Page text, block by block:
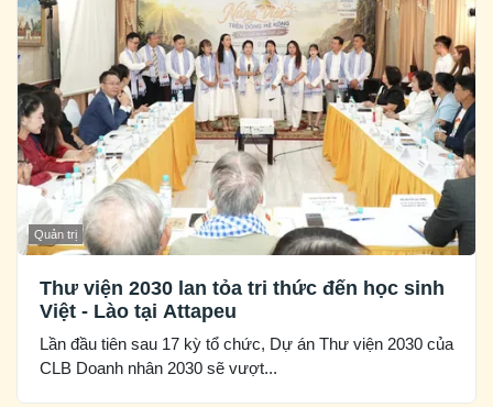
Quản trị
Thư viện 2030 lan tỏa tri thức đến học sinh
Việt - Lào tại Attapeu
Lần đầu tiên sau 17 kỳ tổ chức, Dự án Thư viện 2030 của
CLB Doanh nhân 2030 sẽ vượt...